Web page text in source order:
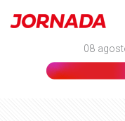
08